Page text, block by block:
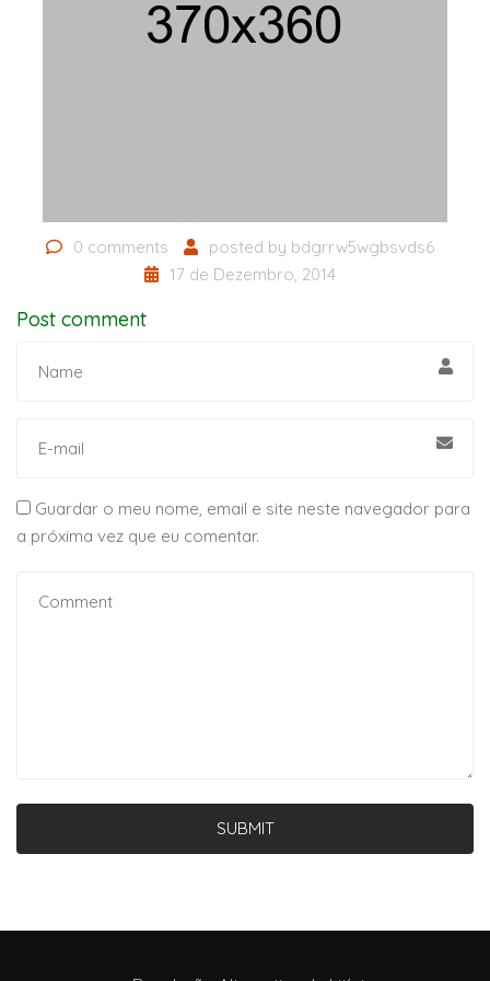
0 comments posted by bdgrrw5wgbsvds6
17 de Dezembro, 2014
Post comment
Guardar o meu nome, email e site neste navegador para
a próxima vez que eu comentar.
SUBMIT